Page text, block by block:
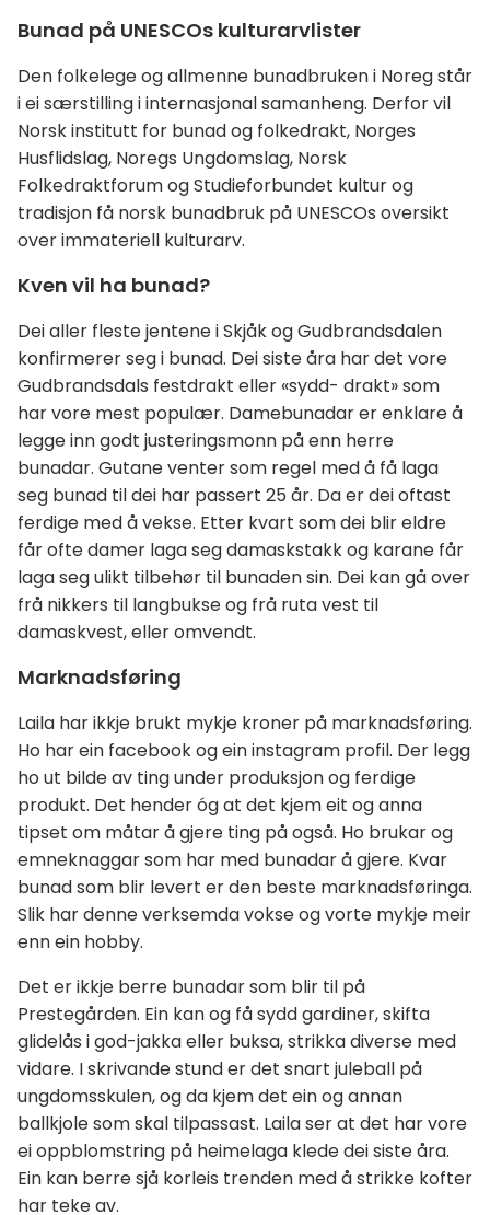
Bunad på UNESCOs kulturarvlister
Den folkelege og allmenne bunadbruken i Noreg står
i ei særstilling i internasjonal samanheng. Derfor vil
Norsk institutt for bunad og folkedrakt, Norges
Husflidslag, Noregs Ungdomslag, Norsk
Folkedraktforum og Studieforbundet kultur og
tradisjon få norsk bunadbruk på UNESCOs oversikt
over immateriell kulturarv.
Kven vil ha bunad?
Dei aller fleste jentene i Skjåk og Gudbrandsdalen
konfirmerer seg i bunad. Dei siste åra har det vore
Gudbrandsdals festdrakt eller «sydd- drakt» som
har vore mest populær. Damebunadar er enklare å
legge inn godt justeringsmonn på enn herre
bunadar. Gutane venter som regel med å få laga
seg bunad til dei har passert 25 år. Da er dei oftast
ferdige med å vekse. Etter kvart som dei blir eldre
får ofte damer laga seg damaskstakk og karane får
laga seg ulikt tilbehør til bunaden sin. Dei kan gå over
frå nikkers til langbukse og frå ruta vest til
damaskvest, eller omvendt.
Marknadsføring
Laila har ikkje brukt mykje kroner på marknadsføring.
Ho har ein facebook og ein instagram profil. Der legg
ho ut bilde av ting under produksjon og ferdige
produkt. Det hender óg at det kjem eit og anna
tipset om måtar å gjere ting på også. Ho brukar og
emneknaggar som har med bunadar å gjere. Kvar
bunad som blir levert er den beste marknadsføringa.
Slik har denne verksemda vokse og vorte mykje meir
enn ein hobby.
Det er ikkje berre bunadar som blir til på
Prestegården. Ein kan og få sydd gardiner, skifta
glidelås i god-jakka eller buksa, strikka diverse med
vidare. I skrivande stund er det snart juleball på
ungdomsskulen, og da kjem det ein og annan
ballkjole som skal tilpassast. Laila ser at det har vore
ei oppblomstring på heimelaga klede dei siste åra.
Ein kan berre sjå korleis trenden med å strikke kofter
har teke av.